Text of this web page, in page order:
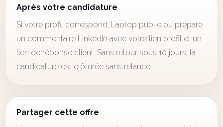
Après votre candidature
Si votre profil correspond, Laotop publie ou prépare
un commentaire LinkedIn avec votre lien profil et un
lien de réponse client. Sans retour sous 10 jours, la
candidature est clôturée sans relance.
Partager cette offre